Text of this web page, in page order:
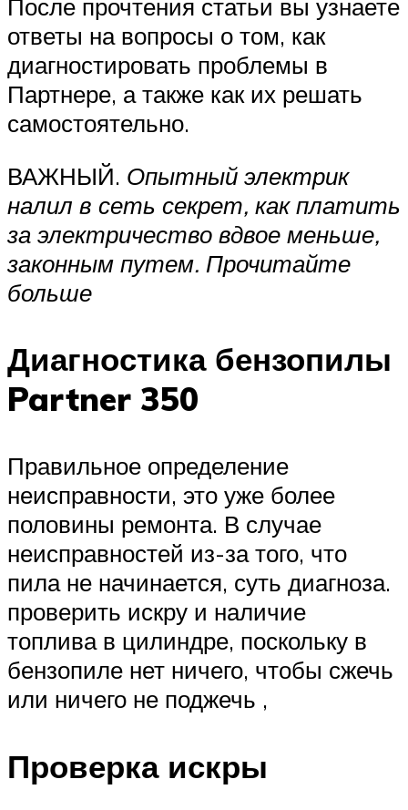
После прочтения статьи вы узнаете
ответы на вопросы о том, как
диагностировать проблемы в
Партнере, а также как их решать
самостоятельно.
ВАЖНЫЙ. Опытный электрик
налил в сеть секрет, как платить
за электричество вдвое меньше,
законным путем. Прочитайте
больше
Диагностика бензопилы
Partner 350
Правильное определение
неисправности, это уже более
половины ремонта. В случае
неисправностей из-за того, что
пила не начинается, суть диагноза.
проверить искру и наличие
топлива в цилиндре, поскольку в
бензопиле нет ничего, чтобы сжечь
или ничего не поджечь ,
Проверка искры